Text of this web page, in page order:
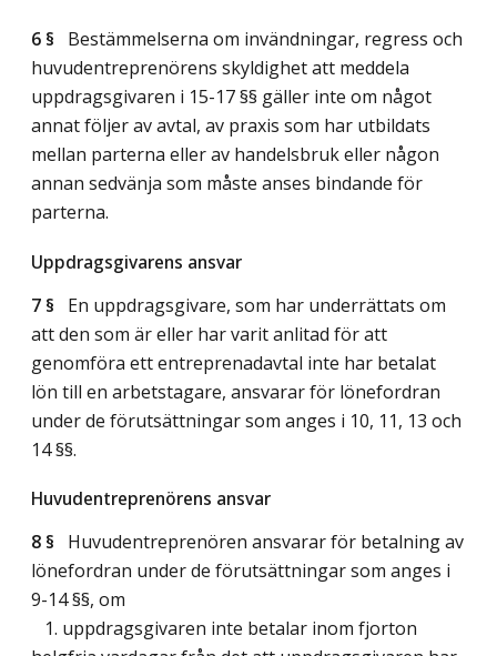
6 § Bestämmelserna om invändningar, regress och
huvudentreprenörens skyldighet att meddela
uppdragsgivaren i 15-17 §§ gäller inte om något
annat följer av avtal, av praxis som har utbildats
mellan parterna eller av handelsbruk eller någon
annan sedvänja som måste anses bindande för
parterna.
Uppdragsgivarens ansvar
7 § En uppdragsgivare, som har underrättats om
att den som är eller har varit anlitad för att
genomföra ett entreprenadavtal inte har betalat
lön till en arbetstagare, ansvarar för lönefordran
under de förutsättningar som anges i 10, 11, 13 och
14 §§.
Huvudentreprenörens ansvar
8 § Huvudentreprenören ansvarar för betalning av
lönefordran under de förutsättningar som anges i
9-14 §§, om
1. uppdragsgivaren inte betalar inom fjorton